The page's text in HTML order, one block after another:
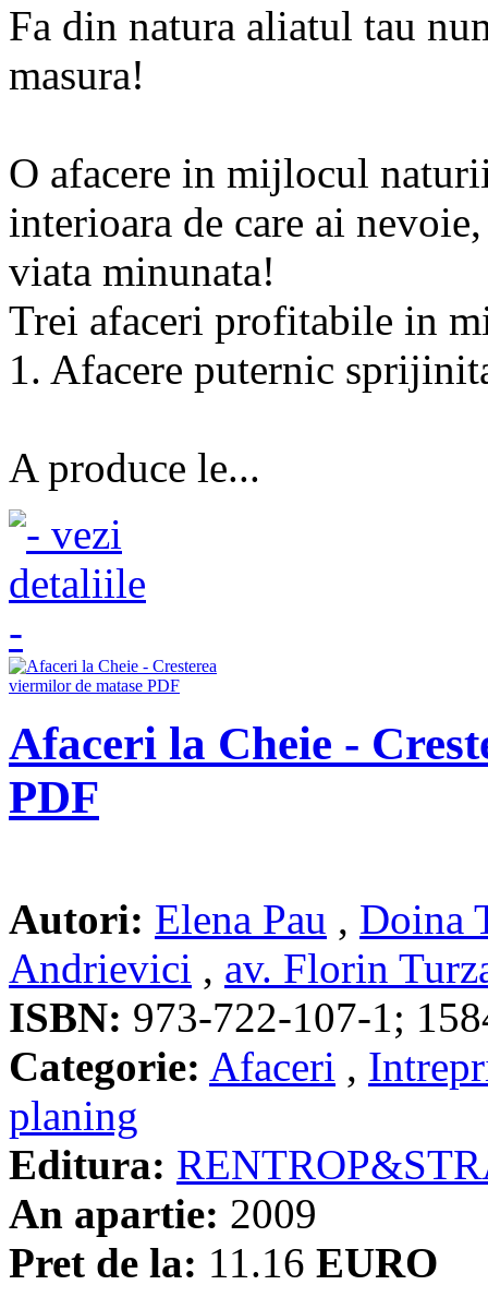
Fa din natura aliatul tau
masura!
O afacere in mijlocul
interioara de care ai
viata minunata!
Trei afaceri profitabile in
1. Afacere puternic
A produce le...
Afaceri la Cheie -
PDF
Autori: Elena Pau , Doina
Andrievici , av. Florin
ISBN: 973-722-107-1;
Categorie: Afaceri ,
planing
Editura:
An apartie: 2009
Pret de la: 11.16 EURO